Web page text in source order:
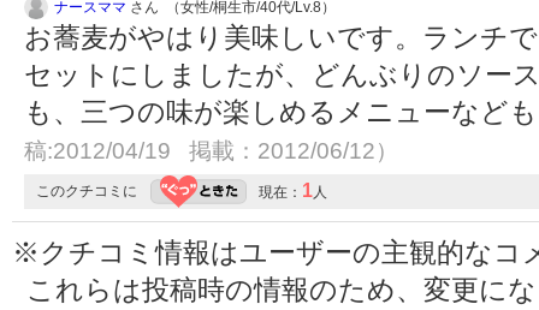
ナースママ さん （女性/桐生市/40代/Lv.8）
お蕎麦がやはり美味しいです。ランチ
セットにしましたが、どんぶりのソー
も、三つの味が楽しめるメニューなど
稿:2012/04/19 掲載：2012/06/12）
このクチコミに 現在： 1人
※クチコミ情報はユーザーの主観的なコ
これらは投稿時の情報のため、変更に